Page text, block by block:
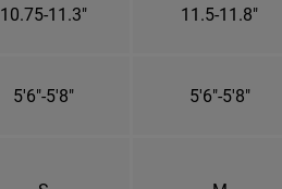
10.75-11.3" 11.5-11.8"
5'6"-5'8" 5'6"-5'8"